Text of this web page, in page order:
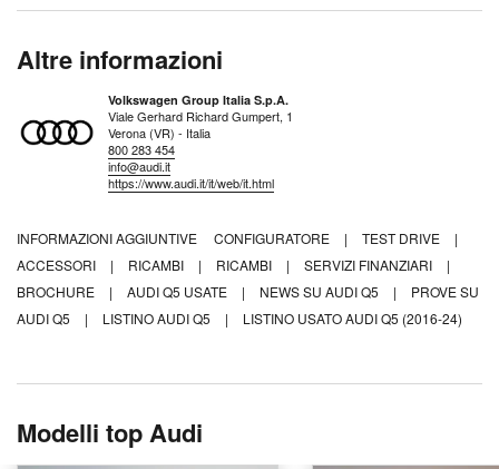
Altre informazioni
Volkswagen Group Italia S.p.A.
Viale Gerhard Richard Gumpert, 1
Verona (VR) - Italia
800 283 454
info@audi.it
https://www.audi.it/it/web/it.html
INFORMAZIONI AGGIUNTIVE CONFIGURATORE | TEST DRIVE
|
ACCESSORI
| RICAMBI | RICAMBI | SERVIZI FINANZIARI
|
BROCHURE
| AUDI Q5 USATE | NEWS SU AUDI Q5 |
PROVE SU
AUDI Q5
| LISTINO AUDI Q5 | LISTINO USATO AUDI Q5 (2016-24)
Modelli top Audi